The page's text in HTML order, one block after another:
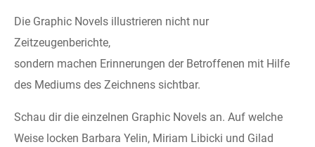
Die Graphic Novels illustrieren nicht nur
Zeitzeugenberichte,
sondern machen Erinnerungen der Betroffenen mit Hilfe
des Mediums des Zeichnens sichtbar.
Schau dir die einzelnen Graphic Novels an. Auf welche
Weise locken Barbara Yelin, Miriam Libicki und Gilad